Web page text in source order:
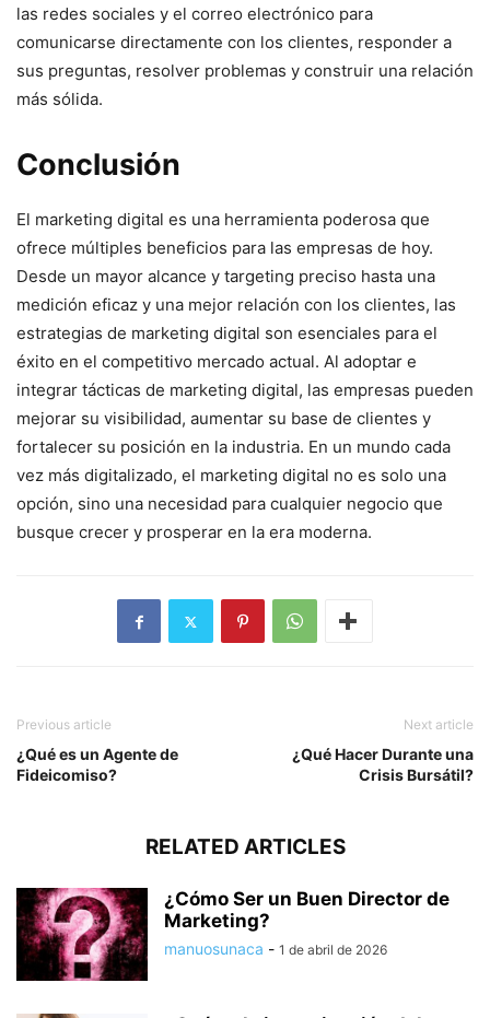
las redes sociales y el correo electrónico para
comunicarse directamente con los clientes, responder a
sus preguntas, resolver problemas y construir una relación
más sólida.
Conclusión
El marketing digital es una herramienta poderosa que
ofrece múltiples beneficios para las empresas de hoy.
Desde un mayor alcance y targeting preciso hasta una
medición eficaz y una mejor relación con los clientes, las
estrategias de marketing digital son esenciales para el
éxito en el competitivo mercado actual. Al adoptar e
integrar tácticas de marketing digital, las empresas pueden
mejorar su visibilidad, aumentar su base de clientes y
fortalecer su posición en la industria. En un mundo cada
vez más digitalizado, el marketing digital no es solo una
opción, sino una necesidad para cualquier negocio que
busque crecer y prosperar en la era moderna.
Previous article
¿Qué es un Agente de
Fideicomiso?
Next article
¿Qué Hacer Durante una
Crisis Bursátil?
RELATED ARTICLES
¿Cómo Ser un Buen Director de
Marketing?
manuosunaca - 1 de abril de 2026